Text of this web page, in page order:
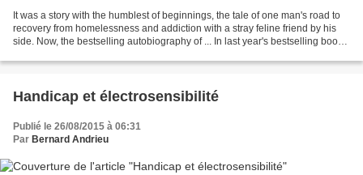
It was a story with the humblest of beginnings, the tale of one man's road to
recovery from homelessness and addiction with a stray feline friend by his
side. Now, the bestselling autobiography of ... In last year's bestselling book,
Handicap et électrosensibilité
Publié le 26/08/2015 à 06:31
Par Bernard Andrieu